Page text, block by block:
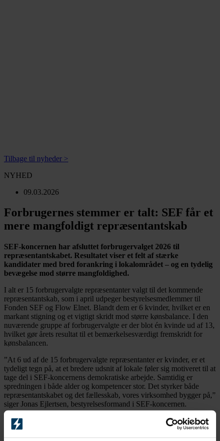
Tilbage til nyheder >
NYHED
09.03.2026
Forbrugernes stemmer er talt: SEF får et
mere mangfoldigt repræsentantskab
SEF-koncernen har afsluttet forbrugervalget 2026 til
repræsentantskabet. Resultatet viser et felt af stærke
kandidater med bred forankring i lokalområdet – og en tydelig
bevægelse mod større mangfoldighed.
I alt er 15 forbrugervalgte repræsentanter valgt til det kommende
repræsentantskab, som i april udpeger bestyrelsesmedlemmer til
Fonden SEF og Flow Elnet. Blandt dem er 6 kvinder, hvilket er en
markant stigning og et vigtigt skridt mod større kønsbalance. I den
nuværende gruppe af forbrugervalgte er der blot én kvinde ud af 13,
hvilket gør årets resultat til et bemærkelsesværdigt fremskridt for
kønsbalancen.
”At 6 ud af de 15 forbrugervalgte repræsentanter er kvinder, er et
tydeligt tegn på, at et bredere udsnit af lokale føler sig motiveret til at
tage del i SEF-koncernens demokratiske arbejde. Samtidig er
spredningen i både alder og kompetencer stor. Det styrker både
repræsentantskabet og det fællesskab, vores virksomhed bygger på,”
siger Jonas Ejlertsen, bestyrelsesformand i SEF-koncernen.
Repræsentantskabet fungerer i en 4-årig periode og har til opgave at
udpege og rådgive bestyrelsen for både Fonden Sydfyns
Elforsyning og Flow Elnet A/S. Som repræsentant fungerer man